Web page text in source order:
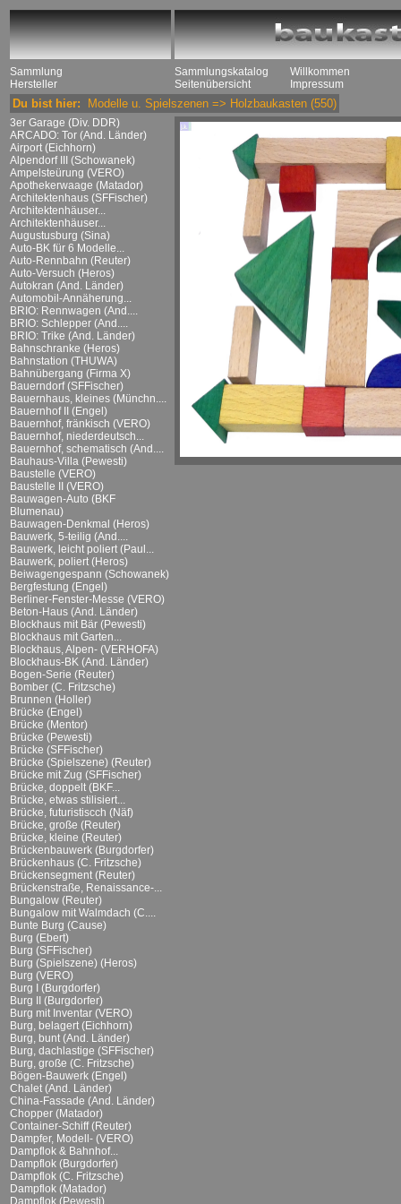
Sammlung
Hersteller
Sammlungskatalog
Seitenübersicht
Willkommen
Impressum
Du bist hier: Modelle u. Spielszenen => Holzbaukasten (550)
3er Garage (Div. DDR)
ARCADO: Tor (And. Länder)
Airport (Eichhorn)
Alpendorf III (Schowanek)
Ampelsteürung (VERO)
Apothekerwaage (Matador)
Architektenhaus (SFFischer)
Architektenhäuser...
Architektenhäuser...
Augustusburg (Sina)
Auto-BK für 6 Modelle...
Auto-Rennbahn (Reuter)
Auto-Versuch (Heros)
Autokran (And. Länder)
Automobil-Annäherung...
BRIO: Rennwagen (And....
BRIO: Schlepper (And....
BRIO: Trike (And. Länder)
Bahnschranke (Heros)
Bahnstation (THUWA)
Bahnübergang (Firma X)
Bauerndorf (SFFischer)
Bauernhaus, kleines (Münchn....
Bauernhof II (Engel)
Bauernhof, fränkisch (VERO)
Bauernhof, niederdeutsch...
Bauernhof, schematisch (And....
Bauhaus-Villa (Pewesti)
Baustelle (VERO)
Baustelle II (VERO)
Bauwagen-Auto (BKF
Blumenau)
Bauwagen-Denkmal (Heros)
Bauwerk, 5-teilig (And....
Bauwerk, leicht poliert (Paul...
Bauwerk, poliert (Heros)
Beiwagengespann (Schowanek)
Bergfestung (Engel)
Berliner-Fenster-Messe (VERO)
Beton-Haus (And. Länder)
Blockhaus mit Bär (Pewesti)
Blockhaus mit Garten...
Blockhaus, Alpen- (VERHOFA)
Blockhaus-BK (And. Länder)
Bogen-Serie (Reuter)
Bomber (C. Fritzsche)
Brunnen (Holler)
Brücke (Engel)
Brücke (Mentor)
Brücke (Pewesti)
Brücke (SFFischer)
Brücke (Spielszene) (Reuter)
Brücke mit Zug (SFFischer)
Brücke, doppelt (BKF...
Brücke, etwas stilisiert...
Brücke, futuristiscch (Näf)
Brücke, große (Reuter)
Brücke, kleine (Reuter)
Brückenbauwerk (Burgdorfer)
Brückenhaus (C. Fritzsche)
Brückensegment (Reuter)
Brückenstraße, Renaissance-...
Bungalow (Reuter)
Bungalow mit Walmdach (C....
Bunte Burg (Cause)
Burg (Ebert)
Burg (SFFischer)
Burg (Spielszene) (Heros)
Burg (VERO)
Burg I (Burgdorfer)
Burg II (Burgdorfer)
Burg mit Inventar (VERO)
Burg, belagert (Eichhorn)
Burg, bunt (And. Länder)
Burg, dachlastige (SFFischer)
Burg, große (C. Fritzsche)
Bögen-Bauwerk (Engel)
Chalet (And. Länder)
China-Fassade (And. Länder)
Chopper (Matador)
Container-Schiff (Reuter)
Dampfer, Modell- (VERO)
Dampflok & Bahnhof...
Dampflok (Burgdorfer)
Dampflok (C. Fritzsche)
Dampflok (Matador)
Dampflok (Pewesti)